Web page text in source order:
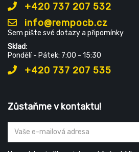
+420 737 207 532
info@rempocb.cz
Sem pište své dotazy a připomínky
Sklad:
Pondělí - Pátek: 7:00 - 15:30
+420 737 207 535
Zůstaňme v kontaktu!